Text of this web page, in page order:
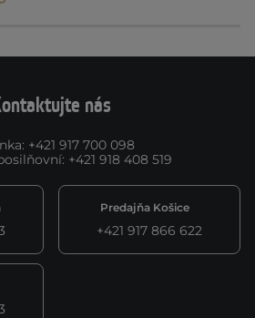
nás
: +421 917 700 098
: +421 918 408 519
Predajňa Košice
+421 917 866 622